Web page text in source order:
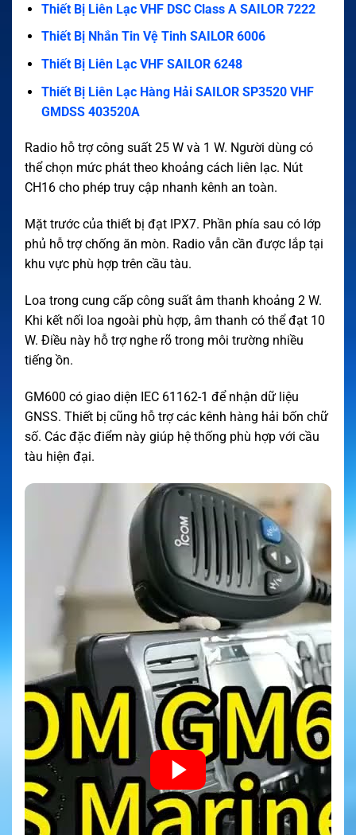
Thiết Bị Liên Lạc VHF DSC Class A SAILOR 7222
Thiết Bị Nhắn Tin Vệ Tinh SAILOR 6006
Thiết Bị Liên Lạc VHF SAILOR 6248
Thiết Bị Liên Lạc Hàng Hải SAILOR SP3520 VHF
GMDSS 403520A
Radio hỗ trợ công suất 25 W và 1 W. Người dùng có
thể chọn mức phát theo khoảng cách liên lạc. Nút
CH16 cho phép truy cập nhanh kênh an toàn.
Mặt trước của thiết bị đạt IPX7. Phần phía sau có lớp
phủ hỗ trợ chống ăn mòn. Radio vẫn cần được lắp tại
khu vực phù hợp trên cầu tàu.
Loa trong cung cấp công suất âm thanh khoảng 2 W.
Khi kết nối loa ngoài phù hợp, âm thanh có thể đạt 10
W. Điều này hỗ trợ nghe rõ trong môi trường nhiều
tiếng ồn.
GM600 có giao diện IEC 61162-1 để nhận dữ liệu
GNSS. Thiết bị cũng hỗ trợ các kênh hàng hải bốn chữ
số. Các đặc điểm này giúp hệ thống phù hợp với cầu
tàu hiện đại.